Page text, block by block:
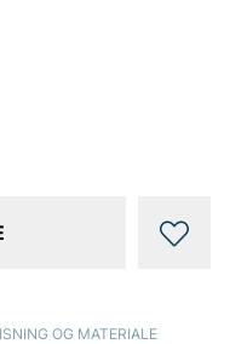
OG MATERIALE